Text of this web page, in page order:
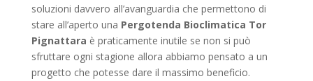
soluzioni davvero all’avanguardia che permettono di
stare all’aperto una Pergotenda Bioclimatica Tor
Pignattara è praticamente inutile se non si può
sfruttare ogni stagione allora abbiamo pensato a un
progetto che potesse dare il massimo beneficio.